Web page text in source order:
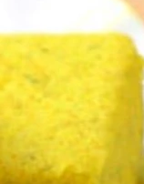
والإمارات،
داعية المستهلكين